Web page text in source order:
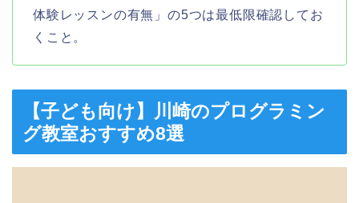
体験レッスンの有無」の5つは最低限確認してお
くこと。
【子ども向け】川崎のプログラミン
グ教室おすすめ8選